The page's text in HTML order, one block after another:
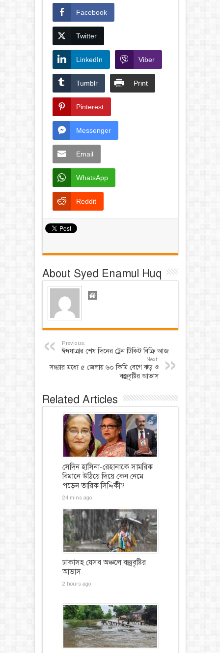
Facebook
Twitter
LinkedIn Viber
Tumblr Print
Pinterest
Messenger
Email
WhatsApp
Reddit
About Syed Enamul Huq
Previous:
ঈদযাত্রার শেষ দিনের ট্রেন টিকিট বিক্রি আজ
Next:
সন্ধ্যার মধ্যে ৫ জেলায় ৬০ কিমি বেগে ঝড় ও
বজ্রবৃষ্টির আভাস
Related Articles
সেদিন হাসিনা-রেহানাকে সামরিক
বিমানে উঠিয়ে দিয়ে কেন নেমে
পড়েন তারিক সিদ্দিকী?
24 mins ago
ঢাকাসহ যেসব অঞ্চলে বজ্রবৃষ্টির
আভাস
2 hours ago